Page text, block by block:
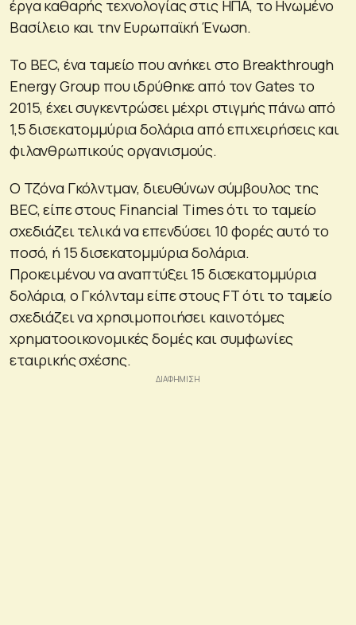
έργα καθαρής τεχνολογίας στις ΗΠΑ, το Ηνωμένο
Βασίλειο και την Ευρωπαϊκή Ένωση.
Το BEC, ένα ταμείο που ανήκει στο Breakthrough
Energy Group που ιδρύθηκε από τον Gates το
2015, έχει συγκεντρώσει μέχρι στιγμής πάνω από
1,5 δισεκατομμύρια δολάρια από επιχειρήσεις και
φιλανθρωπικούς οργανισμούς.
Ο Τζόνα Γκόλντμαν, διευθύνων σύμβουλος της
BEC, είπε στους Financial Times ότι το ταμείο
σχεδιάζει τελικά να επενδύσει 10 φορές αυτό το
ποσό, ή 15 δισεκατομμύρια δολάρια.
Προκειμένου να αναπτύξει 15 δισεκατομμύρια
δολάρια, ο Γκόλνταμ είπε στους FT ότι το ταμείο
σχεδιάζει να χρησιμοποιήσει καινοτόμες
χρηματοοικονομικές δομές και συμφωνίες
εταιρικής σχέσης.